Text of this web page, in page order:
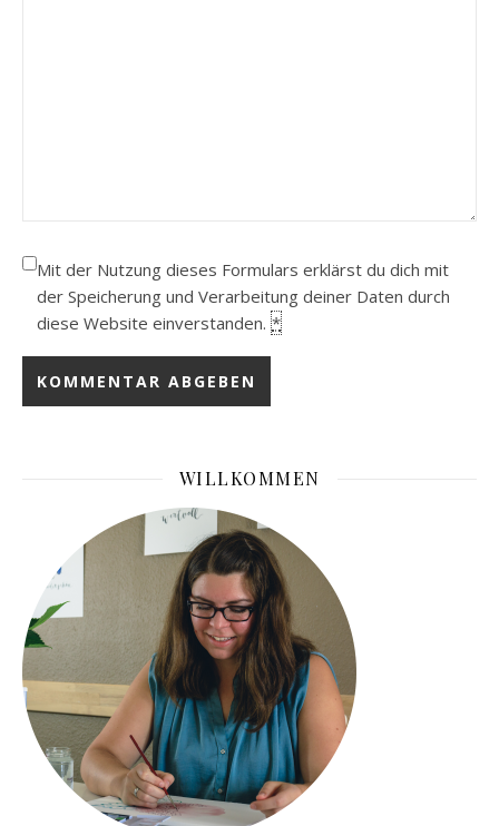
Mit der Nutzung dieses Formulars erklärst du dich mit
der Speicherung und Verarbeitung deiner Daten durch
diese Website einverstanden. *
WILLKOMMEN